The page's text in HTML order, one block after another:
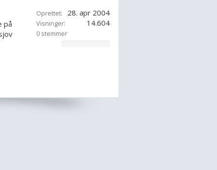
på
Oprettet: 28. apr 2004
Visninger: 14.604
0 stemmer